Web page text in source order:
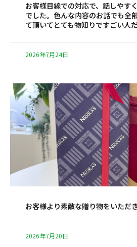
お客様目線での対応で、話しやす
でした。色んな内容のお話でも全
て頂いてとても物知りですごい人
2026年7月24日
お客様より素敵な贈り物をいただ
2026年7月20日